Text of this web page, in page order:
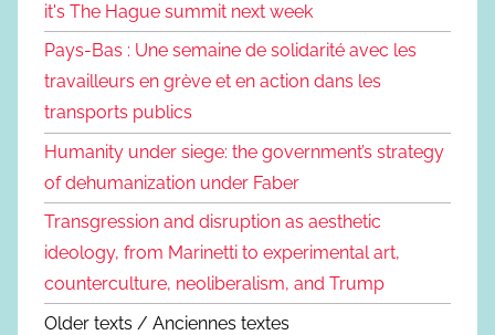
it's The Hague summit next week
Pays-Bas : Une semaine de solidarité avec les
travailleurs en grève et en action dans les
transports publics
Humanity under siege: the government’s strategy
of dehumanization under Faber
Transgression and disruption as aesthetic
ideology, from Marinetti to experimental art,
counterculture, neoliberalism, and Trump
Older texts / Anciennes textes